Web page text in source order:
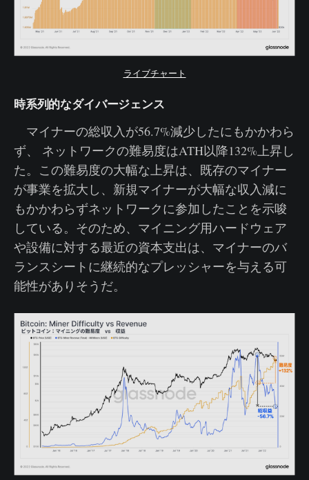
ライブチャート
時系列的なダイバージェンス
マイナーの総収入が56.7%減少したにもかかわら
ず、 ネットワークの難易度はATH以降132%上昇し
た。この難易度の大幅な上昇は、既存のマイナー
が事業を拡大し、新規マイナーが大幅な収入減に
もかかわらずネットワークに参加したことを示唆
している。そのため、マイニング用ハードウェア
や設備に対する最近の資本支出は、マイナーのバ
ランスシートに継続的なプレッシャーを与える可
能性がありそうだ。